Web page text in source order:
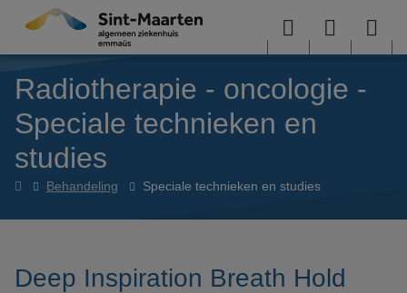
Overslaan en naar de inhoud gaan
Menu User
menu
Radiotherapie - oncologie -
Speciale technieken en
studies
radiotherapieoncologie
Behandeling Speciale technieken en studies
Deep Inspiration Breath Hold